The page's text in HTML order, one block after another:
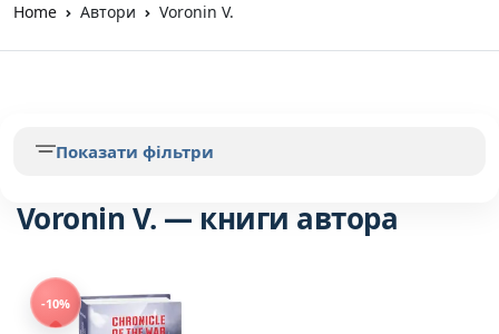
Home Автори Voronin V.
Voronin V. — книги автора
-10%
Показати фільтри